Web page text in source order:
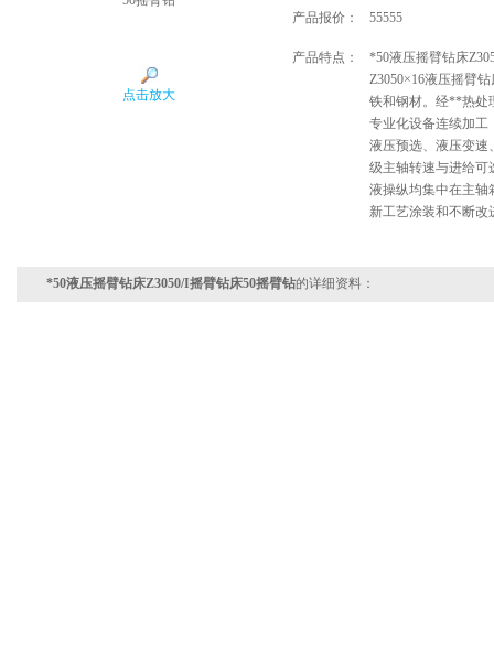
点击放大
产品报价： 55555
产品特点：
*50液压摇臂钻床
Z3050×16液压摇臂
铁和钢材。经**热处
专业化设备连续加工
液压预选、液压变速
级主轴转速与进给可
液操纵均集中在主轴
新工艺涂装和不断
*50液压摇臂钻床Z3050/I摇臂钻床50摇臂钻的详细资料：